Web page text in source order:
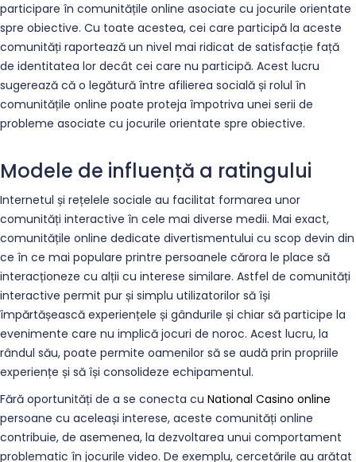
participare în comunitățile online asociate cu jocurile orientate
spre obiective. Cu toate acestea, cei care participă la aceste
comunități raportează un nivel mai ridicat de satisfacție față
de identitatea lor decât cei care nu participă. Acest lucru
sugerează că o legătură între afilierea socială și rolul în
comunitățile online poate proteja împotriva unei serii de
probleme asociate cu jocurile orientate spre obiective.
Modele de influență a ratingului
Internetul și rețelele sociale au facilitat formarea unor
comunități interactive în cele mai diverse medii. Mai exact,
comunitățile online dedicate divertismentului cu scop devin din
ce în ce mai populare printre persoanele cărora le place să
interacționeze cu alții cu interese similare. Astfel de comunități
interactive permit pur și simplu utilizatorilor să își
împărtășească experiențele și gândurile și chiar să participe la
evenimente care nu implică jocuri de noroc. Acest lucru, la
rândul său, poate permite oamenilor să se audă prin propriile
experiențe și să își consolideze echipamentul.
Fără oportunități de a se conecta cu National Casino online
persoane cu aceleași interese, aceste comunități online
contribuie, de asemenea, la dezvoltarea unui comportament
problematic în jocurile video. De exemplu, cercetările au arătat